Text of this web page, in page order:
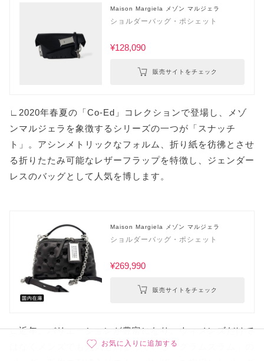
Maison Margiela メゾン マルジェラ
ショルダーバッグ・ポシェット
¥128,090
販売サイトをチェック
∟2020年春夏の「Co-Ed」コレクションで登場し、メゾ
ンマルジェラを象徴するシリーズの一つが「スナッチ
ト」。アシンメトリックなフォルム、折り紙を彷彿とさせ
る折りたたみ可能なレザーフラップを特徴し、ジェンダー
レスのバッグとして人気を博します。
Maison Margiela メゾン マルジェラ
ショルダーバッグ・ポシェット
¥269,990
販売サイトをチェック
∟近年、バリエーションが豊富になり、ウィメンズだけで
はなくメンズでも人気も高まっている「グラムスラム」の
お気に入りに追加する